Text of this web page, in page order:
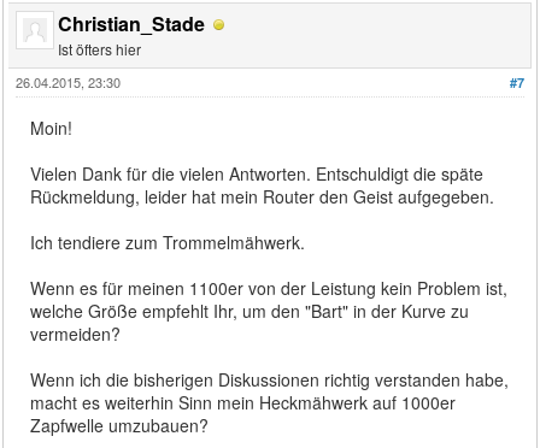
Christian_Stade
Ist öfters hier
#7
26.04.2015, 23:30
Moin!
Vielen Dank für die vielen Antworten. Entschuldigt die späte
Rückmeldung, leider hat mein Router den Geist aufgegeben.
Ich tendiere zum Trommelmähwerk.
Wenn es für meinen 1100er von der Leistung kein Problem ist,
welche Größe empfehlt Ihr, um den "Bart" in der Kurve zu
vermeiden?
Wenn ich die bisherigen Diskussionen richtig verstanden habe,
macht es weiterhin Sinn mein Heckmähwerk auf 1000er
Zapfwelle umzubauen?